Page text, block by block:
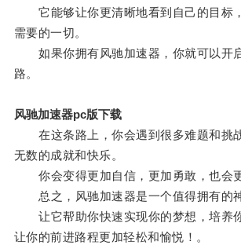
它能够让你更清晰地看到自己的目标
需要的一切。
如果你拥有风驰加速器，你就可以开
路。
风驰加速器pc版下载
在这条路上，你会遇到很多难题和挑
无数的成就和快乐。
你会变得更加自信，更加勇敢，也会更
总之，风驰加速器是一个值得拥有的神
让它帮助你快速实现你的梦想，培养你
让你的前进路程更加轻松和愉悦！。